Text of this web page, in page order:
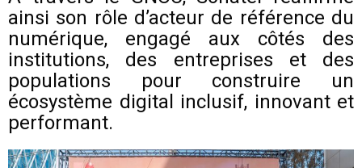
ainsi son rôle d’acteur de référence du
numérique, engagé aux côtés des
institutions, des entreprises et des
populations pour construire un
écosystème digital inclusif, innovant et
performant.